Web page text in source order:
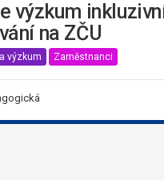
výzkum
na ZČU
výzkum Zaměstnanci